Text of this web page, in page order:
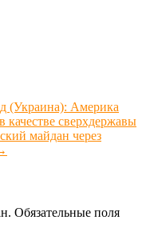
(Украина): Америка
качестве сверхдержавы
майдан через
Обязательные поля